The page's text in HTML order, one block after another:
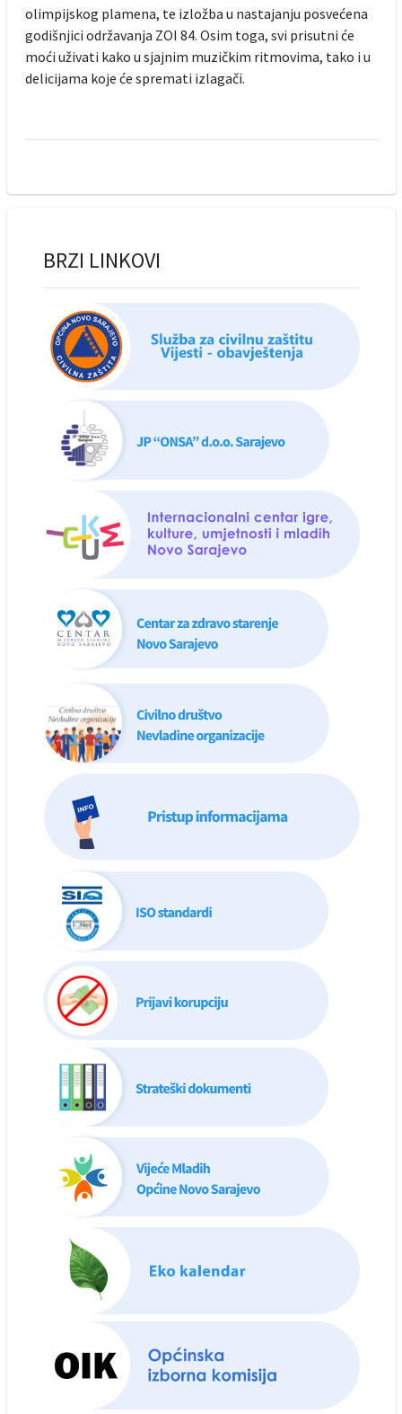
olimpijskog plamena, te izložba u nastajanju posvećena
godišnjici održavanja ZOI 84. Osim toga, svi prisutni će
moći uživati kako u sjajnim muzičkim ritmovima, tako i u
delicijama koje će spremati izlagači.
BRZI LINKOVI